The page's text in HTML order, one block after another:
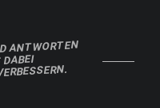
ANTWORTEN